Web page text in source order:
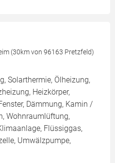
(30km von 96163 Pretzfeld)
Solarthermie, Ölheizung,
Heizkörper,
Dämmung, Kamin /
Wohnraumlüftung,
Flüssiggas,
Umwälzpumpe,